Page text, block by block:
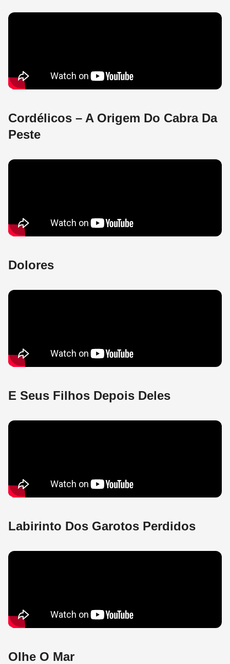
Cordélicos – A Origem Do Cabra Da
Peste
Dolores
E Seus Filhos Depois Deles
Labirinto Dos Garotos Perdidos
Olhe O Mar